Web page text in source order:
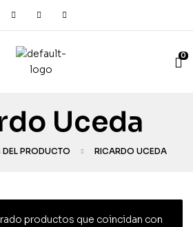
0
Uceda
DEL PRODUCTO RICARDO UCEDA
productos que coincidan con